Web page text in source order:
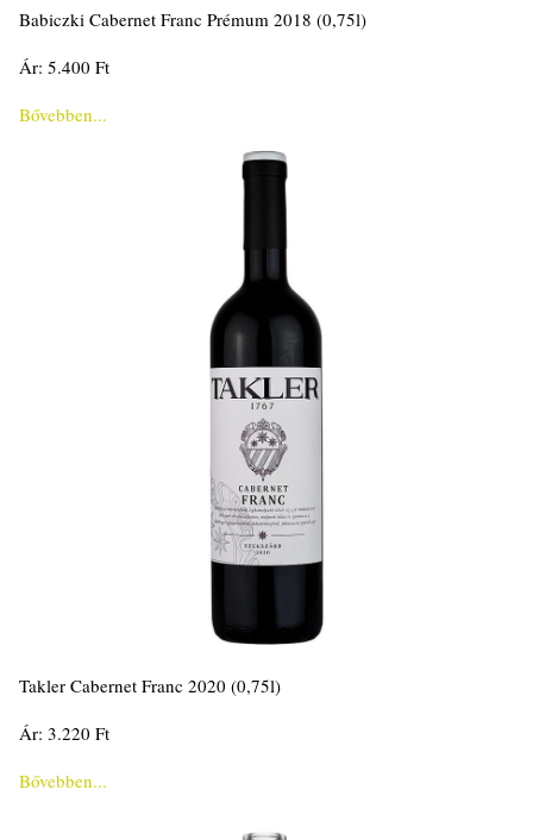
Babiczki Cabernet Franc Prémum 2018 (0,75l)
Ár: 5.400 Ft
Bővebben...
Takler Cabernet Franc 2020 (0,75l)
Ár: 3.220 Ft
Bővebben...